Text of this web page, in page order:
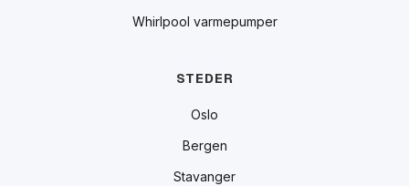
Whirlpool varmepumper
STEDER
Oslo
Bergen
Stavanger